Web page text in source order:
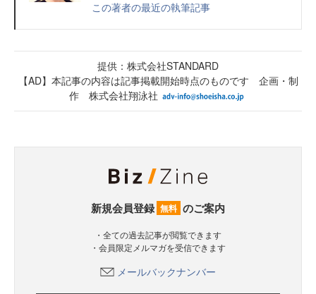
この著者の最近の執筆記事
提供：株式会社STANDARD
【AD】本記事の内容は記事掲載開始時点のものです 企画・制
作 株式会社翔泳社
新規会員登録 無料 のご案内
・全ての過去記事が閲覧できます
・会員限定メルマガを受信できます
メールバックナンバー